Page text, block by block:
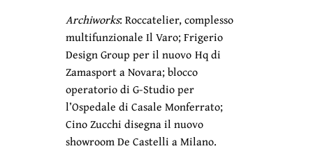
Archiworks: Roccatelier, complesso
multifunzionale Il Varo; Frigerio
Design Group per il nuovo Hq di
Zamasport a Novara; blocco
operatorio di G-Studio per
l’Ospedale di Casale Monferrato;
Cino Zucchi disegna il nuovo
showroom De Castelli a Milano.